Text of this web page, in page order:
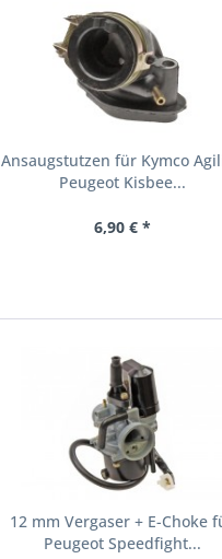
Ansaugstutzen für Kymco
Peugeot Kisbee...
6,90 € *
12 mm Vergaser + E-Choke
Peugeot Speedfight...